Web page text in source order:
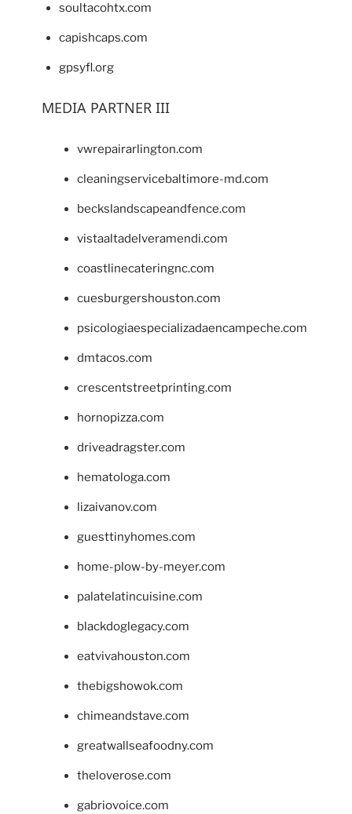
soultacohtx.com
capishcaps.com
gpsyfl.org
MEDIA PARTNER III
vwrepairarlington.com
cleaningservicebaltimore-md.com
beckslandscapeandfence.com
vistaaltadelveramendi.com
coastlinecateringnc.com
cuesburgershouston.com
psicologiaespecializadaencampeche.com
dmtacos.com
crescentstreetprinting.com
hornopizza.com
driveadragster.com
hematologa.com
lizaivanov.com
guesttinyhomes.com
home-plow-by-meyer.com
palatelatincuisine.com
blackdoglegacy.com
eatvivahouston.com
thebigshowok.com
chimeandstave.com
greatwallseafoodny.com
theloverose.com
gabriovoice.com